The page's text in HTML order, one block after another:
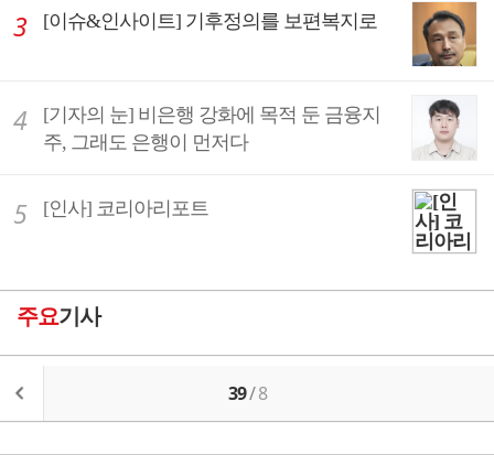
[이슈&인사이트] 기후정의를 보편복지로
[기자의 눈] 비은행 강화에 목적 둔 금융지
주, 그래도 은행이 먼저다
[인사] 코리아리포트
주요기사
39/8